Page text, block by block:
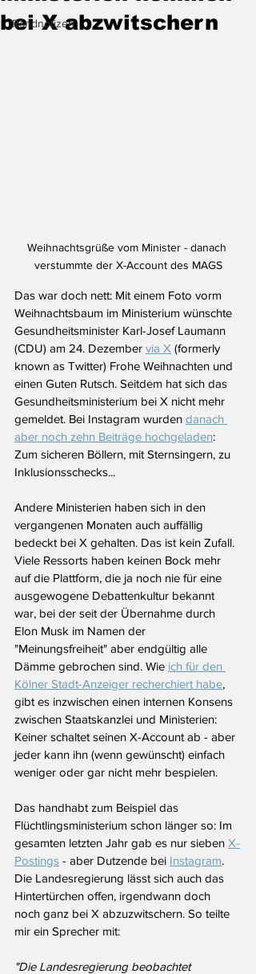
Randnotizen
bei X abzwitschern
Weihnachtsgrüße vom Minister - danach
verstummte der X-Account des MAGS
Das war doch nett: Mit einem Foto vorm
Weihnachtsbaum im Ministerium wünschte
Gesundheitsminister Karl-Josef Laumann
(CDU) am 24. Dezember via X (formerly
known as Twitter) Frohe Weihnachten und
einen Guten Rutsch. Seitdem hat sich das
Gesundheitsministerium bei X nicht mehr
gemeldet. Bei Instagram wurden danach
aber noch zehn Beiträge hochgeladen:
Zum sicheren Böllern, mit Sternsingern, zu
Inklusionsschecks...
Andere Ministerien haben sich in den
vergangenen Monaten auch auffällig
bedeckt bei X gehalten. Das ist kein Zufall.
Viele Ressorts haben keinen Bock mehr
auf die Plattform, die ja noch nie für eine
ausgewogene Debattenkultur bekannt
war, bei der seit der Übernahme durch
Elon Musk im Namen der
"Meinungsfreiheit" aber endgültig alle
Dämme gebrochen sind. Wie ich für den
Kölner Stadt-Anzeiger recherchiert habe,
gibt es inzwischen einen internen Konsens
zwischen Staatskanzlei und Ministerien:
Keiner schaltet seinen X-Account ab - aber
jeder kann ihn (wenn gewünscht) einfach
weniger oder gar nicht mehr bespielen.
Das handhabt zum Beispiel das
Flüchtlingsministerium schon länger so: Im
gesamten letzten Jahr gab es nur sieben X-
Postings - aber Dutzende bei Instagram.
Die Landesregierung lässt sich auch das
Hintertürchen offen, irgendwann doch
noch ganz bei X abzuzwitschern. So teilte
mir ein Sprecher mit:
"Die Landesregierung beobachtet